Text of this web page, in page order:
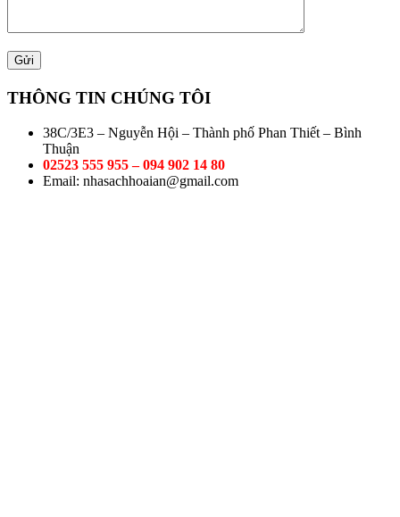
THÔNG TIN CHÚNG TÔI
38C/3E3 – Nguyễn Hội – Thành phố Phan Thiết – Bình
Thuận
02523 555 955 – 094 902 14 80
Email: nhasachhoaian@gmail.com